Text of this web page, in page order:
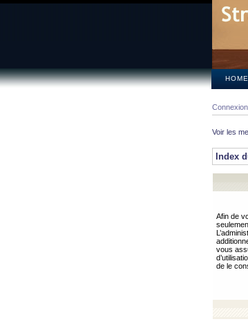
HOME
Connexion
Voir les
Index
Afin de
vous
de le